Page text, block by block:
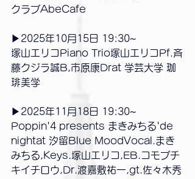
クラブAbeCafe
▶2025年10月15日 19:30~
塚山エリコPiano Trio塚山エリコPf.斉
藤クジラ誠B,市原康Drat 学芸大学 珈
琲美学
▶2025年11月18日 19:30~
Poppin'4 presents まきみちる'de
nightat 汐留Blue MoodVocal.まき
みちる,Keys.塚山エリコ,EB.コモブチ
キイチロウ,Dr.渡嘉敷祐一,gt.佐々木秀